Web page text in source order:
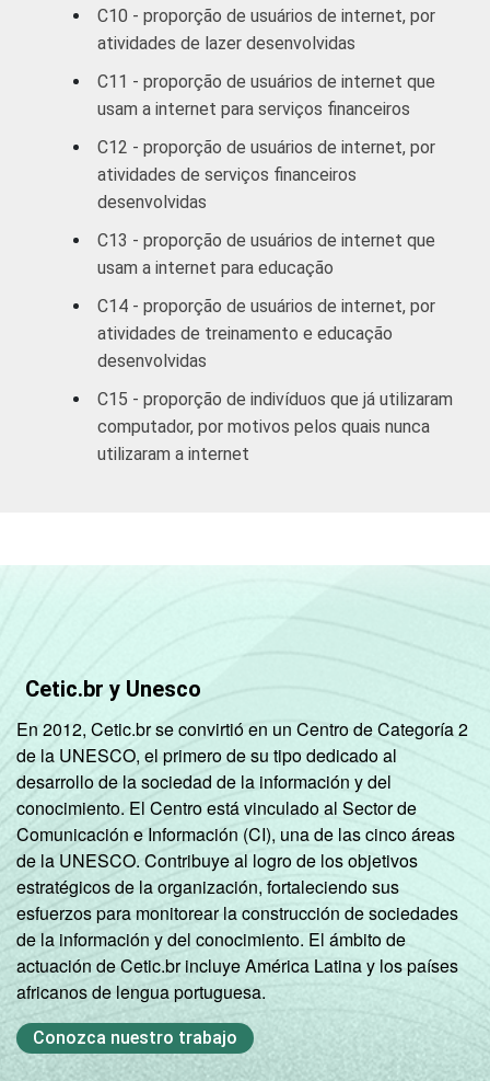
SM até 3 SM
17
Mais de 3
SM até 5 SM
25
Mais de 5
SM até 10
Mais de 10
CLASSE
SOCIAL
A 53
B 29
C
CONDIÇÃO
PEA 29
a Internet há menos de três meses em
relação ao momento da entrevista.
Respostas estimuladas. Cada item
apresentado se refere apenas aos
resultados da alternativa "sim". Dados
coletados entre outubro de 2012 e fevereiro
de 2013.
Veja a tabela com as margens de erros para
este indicador.
Fonte: NIC.br - out/2012 a fev/2013
C10 - proporção de usuários de internet, por
atividades de lazer desenvolvidas
C11 - proporção de usuários de internet que
usam a internet para serviços financeiros
C12 - proporção de usuários de internet, por
atividades de serviços financeiros
desenvolvidas
C13 - proporção de usuários de internet que
usam a internet para educação
C14 - proporção de usuários de internet, por
atividades de treinamento e educação
desenvolvidas
C15 - proporção de indivíduos que já utilizaram
computador, por motivos pelos quais nunca
utilizaram a internet
Cetic.br y Unesco
En 2012, Cetic.br se convirtió en un Centro de Categoría 2
de la UNESCO, el primero de su tipo dedicado al
desarrollo de la sociedad de la información y del
conocimiento. El Centro está vinculado al Sector de
Comunicación e Información (CI), una de las cinco áreas
de la UNESCO. Contribuye al logro de los objetivos
estratégicos de la organización, fortaleciendo sus
esfuerzos para monitorear la construcción de sociedades
de la información y del conocimiento. El ámbito de
actuación de Cetic.br incluye América Latina y los países
africanos de lengua portuguesa.
Conozca nuestro trabajo